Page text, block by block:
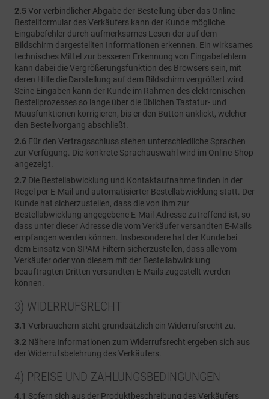
2.5 Vor verbindlicher Abgabe der Bestellung über das Online-
Bestellformular des Verkäufers kann der Kunde mögliche
Eingabefehler durch aufmerksames Lesen der auf dem
Bildschirm dargestellten Informationen erkennen. Ein wirksames
technisches Mittel zur besseren Erkennung von Eingabefehlern
kann dabei die Vergrößerungsfunktion des Browsers sein, mit
deren Hilfe die Darstellung auf dem Bildschirm vergrößert wird.
Seine Eingaben kann der Kunde im Rahmen des elektronischen
Bestellprozesses so lange über die üblichen Tastatur- und
Mausfunktionen korrigieren, bis er den Button anklickt, welcher
den Bestellvorgang abschließt.
2.6 Für den Vertragsschluss stehen unterschiedliche Sprachen
zur Verfügung. Die konkrete Sprachauswahl wird im Online-Shop
angezeigt.
2.7 Die Bestellabwicklung und Kontaktaufnahme finden in der
Regel per E-Mail und automatisierter Bestellabwicklung statt. Der
Kunde hat sicherzustellen, dass die von ihm zur
Bestellabwicklung angegebene E-Mail-Adresse zutreffend ist, so
dass unter dieser Adresse die vom Verkäufer versandten E-Mails
empfangen werden können. Insbesondere hat der Kunde bei
dem Einsatz von SPAM-Filtern sicherzustellen, dass alle vom
Verkäufer oder von diesem mit der Bestellabwicklung
beauftragten Dritten versandten E-Mails zugestellt werden
können.
3) WIDERRUFSRECHT
3.1 Verbrauchern steht grundsätzlich ein Widerrufsrecht zu.
3.2 Nähere Informationen zum Widerrufsrecht ergeben sich aus
der Widerrufsbelehrung des Verkäufers.
4) PREISE UND ZAHLUNGSBEDINGUNGEN
4.1 Sofern sich aus der Produktbeschreibung des Verkäufers